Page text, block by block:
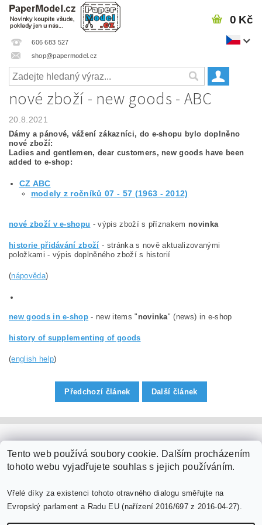
606 683 527
shop@papermodel.cz
0 Kč
nové zboží - new goods - ABC
20.8.2021
Dámy a pánové, vážení zákazníci, do e-shopu bylo doplněno
nové zboží:
Ladies and gentlemen, dear customers, new goods have been
added to e-shop:
CZ ABC
modely z ročníků 07 - 57 (1963 - 2012)
nové zboží v e-shopu - výpis zboží s příznakem novinka
historie přidávání zboží - stránka s nově aktualizovanými
položkami - výpis doplněného zboží s historií
(nápověda)
new goods in e-shop - new items " novinka" (news) in e-shop
history of supplementing of goods
(english help)
Předchozí článek Další článek
Tento web používá soubory cookie. Dalším procházením
tohoto webu vyjadřujete souhlas s jejich používáním.
Vřelé díky za existenci tohoto otravného dialogu směřujte na
Evropský parlament a Radu EU (nařízení 2016/697 z 2016-04-27).